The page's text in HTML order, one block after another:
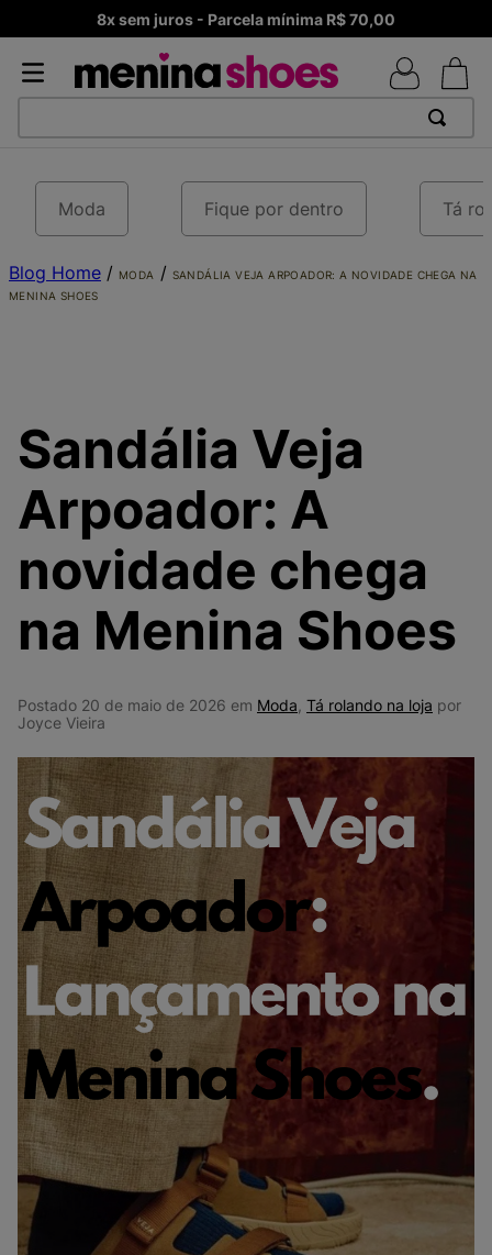
Frete Grátis – Acima de R$ 99,90 Brasil
Moda Fique por dentro Tá
Blog Home / MODA / SANDÁLIA VEJA ARPOADOR: A NOVIDADE CHEGA NA
MENINA SHOES
Sandália Veja
Arpoador: A
novidade chega
na Menina Shoes
Postado 20 de maio de 2026 em Moda Tá rolando na loja por
Joyce Vieira
2º
MELISSAS MINI BABY
3
ADIDAS
7
8º
VEJA COUNTRY
9º
VANS TÊNIS VANS ULTRARANGE
NEW 530